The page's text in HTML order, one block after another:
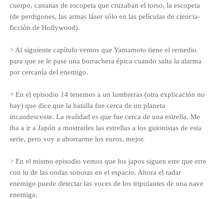
cuerpo, cananas de escopeta que cruzaban el torso, la escopeta
(de perdigones, las armas láser sólo en las películas de ciencia-
ficción de Hollywood).
> Al siguiente capítulo vemos que Yamamoto tiene el remedio
para que se le pase una borrachera épica cuando salta la alarma
por cercanía del enemigo.
> En el episodio 14 tenemos a un lumbreras (otra explicación no
hay) que dice que la batalla fue cerca de un planeta
incandescente. La realidad es que fue cerca de una estrella. Me
iba a ir a Japón a mostrarles las estrellas a los guionistas de esta
serie, pero voy a ahorrarme los euros, mejor.
> En el mismo episodio vemos que los japos siguen erre que erre
con lo de las ondas sonoras en el espacio. Ahora el radar
enemigo puede detectar las voces de los tripulantes de una nave
enemiga.